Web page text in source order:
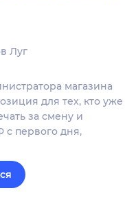
Луг
магазина
для тех, кто уже
за смену и
первого дня,